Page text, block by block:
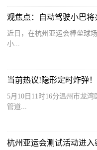
观焦点：自动驾驶小巴
近日，在杭州亚运会棒垒球
小...
5月10日11时16分温州市龙
管道...
杭州亚运会测试活动进入